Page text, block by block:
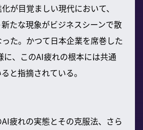
が目覚ましい現代において、
新たな現象がビジネスシーンで散
た。かつて日本企業を席巻した
に、このAI疲れの根本には共通
と指摘されている。
疲れの実態とその克服法、さら